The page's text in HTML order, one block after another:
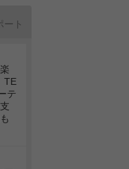
ート
TE
テ